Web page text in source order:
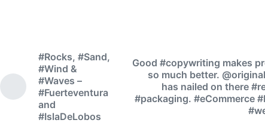
#Rocks, #Sand,
#Wind &
#Waves –
#Fuerteventura
and
#IslaDeLobos
Good #copywriting makes
so much better.
has nailed on there
#packaging. #eCommerce